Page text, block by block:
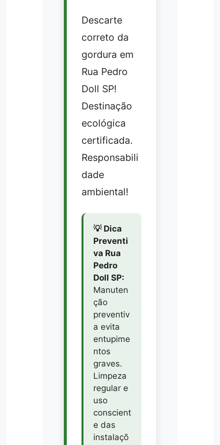
Descarte
correto da
gordura em
Rua Pedro
Doll SP!
Destinação
ecológica
certificada.
Responsabili
dade
ambiental!
💡 Dica
Preventi
va Rua
Pedro
Doll SP:
Manuten
ção
preventiv
a evita
entupime
ntos
graves.
Limpeza
regular e
uso
conscient
e das
instalaçõ